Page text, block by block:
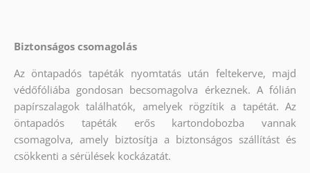
Biztonságos csomagolás
Az öntapadós tapéták nyomtatás után feltekerve, majd
védőfóliába gondosan becsomagolva érkeznek. A fólián
papírszalagok találhatók, amelyek rögzítik a tapétát. Az
öntapadós tapéták erős kartondobozba vannak
csomagolva, amely biztosítja a biztonságos szállítást és
csökkenti a sérülések kockázatát.